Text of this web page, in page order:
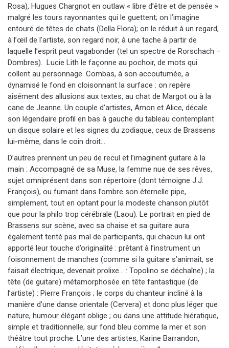
Rosa), Hugues Chargnot en outlaw « libre d’être et de pensée »
malgré les tours rayonnantes qui le guettent; on l’imagine
entouré de têtes de chats (Della Flora); on le réduit à un regard,
à l’œil de l’artiste, son regard noir, à une tache à partir de
laquelle l’esprit peut vagabonder (tel un spectre de Rorschach –
Dombres). Lucie Lith le façonne au pochoir, de mots qui
collent au personnage. Combas, à son accoutumée, a
dynamisé le fond en cloisonnant la surface : on repère
aisément des allusions aux textes, au chat de Margot ou à la
cane de Jeanne. Un couple d’artistes, Amon et Alice, décale
son légendaire profil en bas à gauche du tableau contemplant
un disque solaire et les signes du zodiaque, ceux de Brassens
lui-même, dans le coin droit…
D’autres prennent un peu de recul et l’imaginent guitare à la
main : Accompagné de sa Muse, la femme nue de ses rêves,
sujet omniprésent dans son répertoire (dont témoigne J.J.
François), ou fumant dans l’ombre son éternelle pipe,
simplement, tout en optant pour la modeste chanson plutôt
que pour la philo trop cérébrale (Laou). Le portrait en pied de
Brassens sur scène, avec sa chaise et sa guitare aura
également tenté pas mal de participants, qui chacun lui ont
apporté leur touche d’originalité : prêtant à l’instrument un
foisonnement de manches (comme si la guitare s’animait, se
faisait électrique, devenait prolixe… : Topolino se déchaîne) ; la
tête (de guitare) métamorphosée en tête fantastique (de
l’artiste) : Pierre François ; le corps du chanteur incliné à la
manière d’une danse orientale (Cervera) et donc plus léger que
nature, humour élégant oblige ; ou dans une attitude hiératique,
simple et traditionnelle, sur fond bleu comme la mer et son
théâtre tout proche. L’une des artistes, Karine Barrandon,